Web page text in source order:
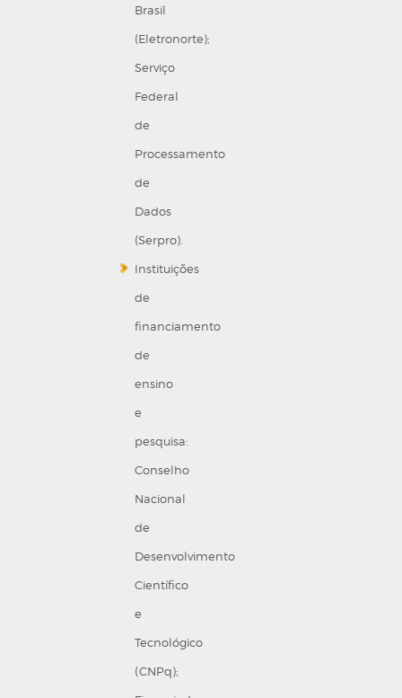
Brasil
(Eletronorte);
Serviço
Federal
de
Processamento
de
Dados
(Serpro).
Instituições
de
financiamento
de
ensino
e
pesquisa:
Conselho
Nacional
de
Desenvolvimento
Científico
e
Tecnológico
(CNPq);